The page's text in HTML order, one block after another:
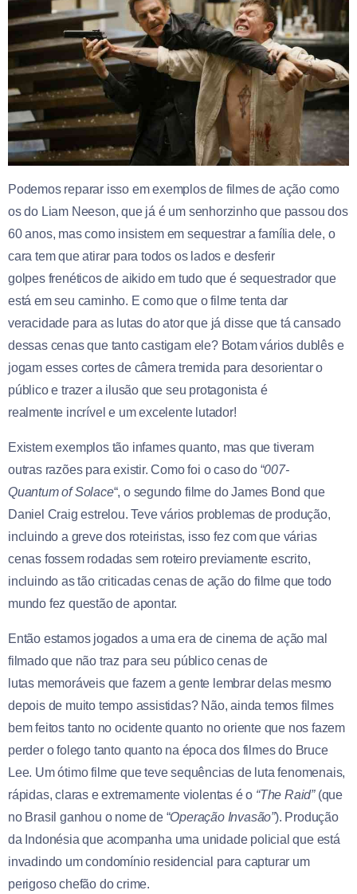
Podemos reparar isso em exemplos de filmes de ação como
os do Liam Neeson, que já é um senhorzinho que passou dos
60 anos, mas como insistem em sequestrar a família dele, o
cara tem que atirar para todos os lados e desferir
golpes frenéticos de aikido em tudo que é sequestrador que
está em seu caminho. E como que o filme tenta dar
veracidade para as lutas do ator que já disse que tá cansado
dessas cenas que tanto castigam ele? Botam vários dublês e
jogam esses cortes de câmera tremida para desorientar o
público e trazer a ilusão que seu protagonista é
realmente incrível e um excelente lutador!
Existem exemplos tão infames quanto, mas que tiveram
outras razões para existir. Como foi o caso do “007-
Quantum of Solace“, o segundo filme do James Bond que
Daniel Craig estrelou. Teve vários problemas de produção,
incluindo a greve dos roteiristas, isso fez com que várias
cenas fossem rodadas sem roteiro previamente escrito,
incluindo as tão criticadas cenas de ação do filme que todo
mundo fez questão de apontar.
Então estamos jogados a uma era de cinema de ação mal
filmado que não traz para seu público cenas de
lutas memoráveis que fazem a gente lembrar delas mesmo
depois de muito tempo assistidas? Não, ainda temos filmes
bem feitos tanto no ocidente quanto no oriente que nos fazem
perder o folego tanto quanto na época dos filmes do Bruce
Lee. Um ótimo filme que teve sequências de luta fenomenais,
rápidas, claras e extremamente violentas é o “The Raid”(que
no Brasil ganhou o nome de “Operação Invasão”). Produção
da Indonésia que acompanha uma unidade policial que está
invadindo um condomínio residencial para capturar um
perigoso chefão do crime.